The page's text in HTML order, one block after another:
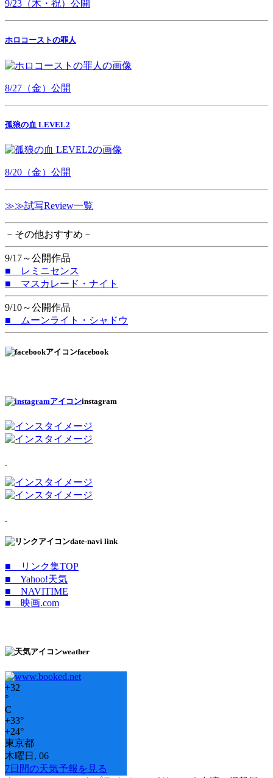
9/23（木・祝）公開
ホロコーストの罪人
8/27（金）公開
孤狼の血 LEVEL2
8/20（金）公開
≫≫試写Review一覧
－その他おすすめ－
9/17～公開作品
■ レミニセンス
■ マスカレード・ナイト
9/10～公開作品
■ ムーンライト・シャドウ
facebook
instagram
date-navi link
■ リンク集TOP
■ Yahoo!天気
■ NAVITIME
■ 映画.com
weather
+32
°
C
+33°
+24°
東京都
木曜日, 06
7日間の天気予報を見る